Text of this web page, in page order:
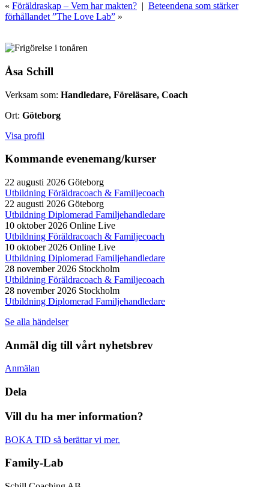
« Föräldraskap – Vem har makten? | Beteendena som stärker
förhållandet ”The Love Lab” »
Åsa Schill
Verksam som: Handledare, Föreläsare, Coach
Ort: Göteborg
Visa profil
Kommande evenemang/kurser
22 augusti 2026 Göteborg
Utbildning Föräldracoach & Familjecoach
22 augusti 2026 Göteborg
Utbildning Diplomerad Familjehandledare
10 oktober 2026 Online Live
Utbildning Föräldracoach & Familjecoach
10 oktober 2026 Online Live
Utbildning Diplomerad Familjehandledare
28 november 2026 Stockholm
Utbildning Föräldracoach & Familjecoach
28 november 2026 Stockholm
Utbildning Diplomerad Familjehandledare
Se alla händelser
Anmäl dig till vårt nyhetsbrev
Anmälan
Dela
Vill du ha mer information?
BOKA TID så berättar vi mer.
Family-Lab